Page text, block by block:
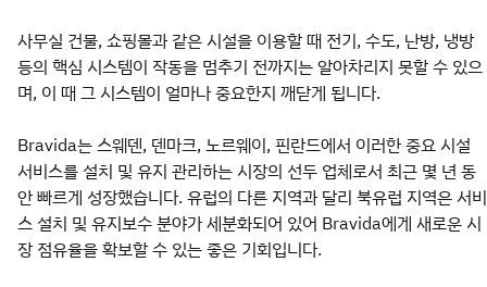
사무실 건물, 쇼핑몰과 같은 시설을 이용할 때 전기, 수도, 난방, 냉방
등의 핵심 시스템이 작동을 멈추기 전까지는 알아차리지 못할 수 있으
며, 이 때 그 시스템이 얼마나 중요한지 깨닫게 됩니다.
Bravida는 스웨덴, 덴마크, 노르웨이, 핀란드에서 이러한 중요 시설
서비스를 설치 및 유지 관리하는 시장의 선두 업체로서 최근 몇 년 동
안 빠르게 성장했습니다. 유럽의 다른 지역과 달리 북유럽 지역은 서비
스 설치 및 유지보수 분야가 세분화되어 있어 Bravida에게 새로운 시
장 점유율을 확보할 수 있는 좋은 기회입니다.